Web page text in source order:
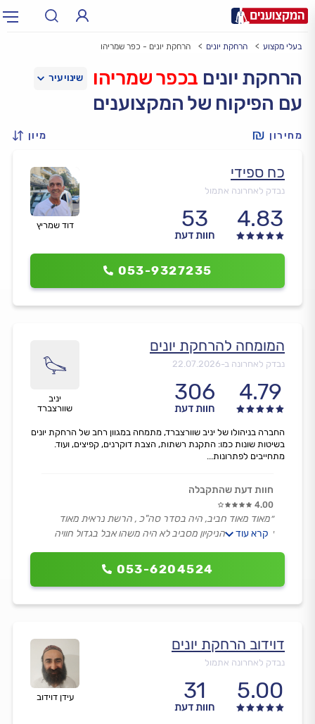
עירעיר: תל אביב, חיפה…
בעלי מקצוע הרחקת יונים הרחקת יונים - כפר שמריהו
הרחקת יונים בכפר שמריהו
עם הפיקוח של המקצוענים
מחירון מיון
דוד שמריץ
כח ספידי
נבדק לאחרונה אתמול
4.83
53
חוות דעת
053-9327235
יניב
שוורצברד
המומחה להרחקת יונים
נבדק לאחרונה ב-22.07.2026
4.79
306
חוות דעת
053-6204524
החברה בניהולו של יניב שוורצברד, מתמחה במגוון רחב של הרחקת יונים
בשיטות שונות כמו: התקנת רשתות, הצבת דוקרנים, קפיצים, ועוד.
מתחייבים לפתרונות...
חוות דעת שהתקבלה
4.00
״מאוד מאוד חביב, היה בסדר סה"כ , הרשת נראית מאוד
איכותית ורק הניקיון מסביב לא היה משהו אבל בגדול חוויה
קרא עוד
עידן דוידוב
דוידוב הרחקת יונים
נבדק לאחרונה אתמול
5.00
31
חוות דעת